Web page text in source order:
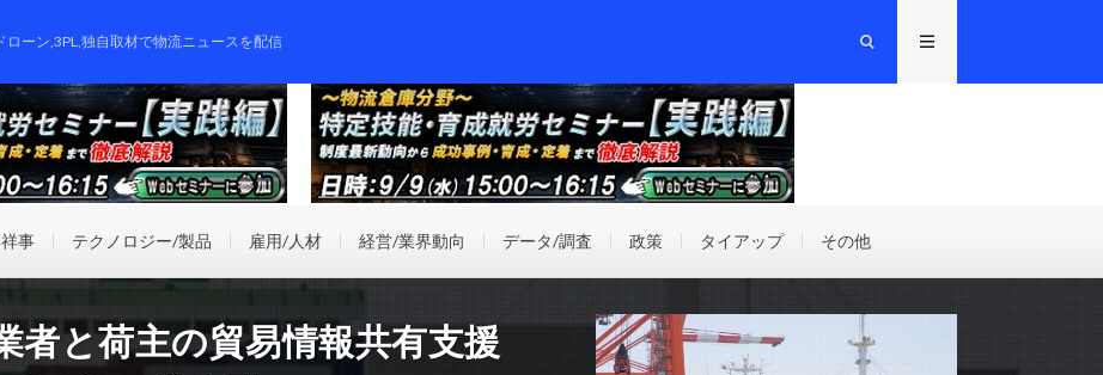
ローン,3PL,独自取材で物流ニュースを配信
事 テクノロジー/製品 雇用/人材 経営/業界動向 データ/調査 政策 タイアップ その他
者と荷主の貿易情報共有支援